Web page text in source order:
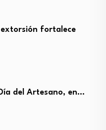
fortalece
del Artesano, en…